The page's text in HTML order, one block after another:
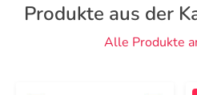
Produkte aus der
Alle Produkte